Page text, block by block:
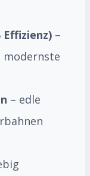
Effizienz) –
modernste
– edle